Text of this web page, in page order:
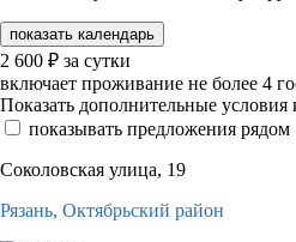
показать календарь
2 600 ₽ за сутки
включает проживание не более 4
Показать дополнительные условия
показывать предложения рядом
Соколовская улица, 19
Рязань, Октябрьский район